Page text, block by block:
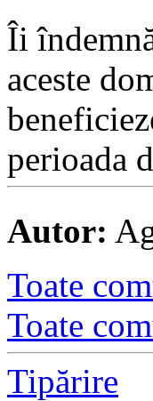
Îi
aceste
perioada
Autor:
Toate
Toate
Tipărire